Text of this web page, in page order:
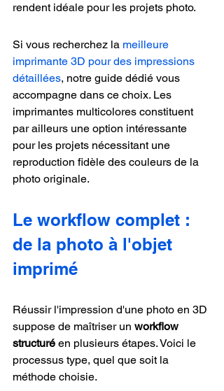
rendent idéale pour les projets photo.
Si vous recherchez la meilleure
imprimante 3D pour des impressions
détaillées, notre guide dédié vous
accompagne dans ce choix. Les
imprimantes multicolores constituent
par ailleurs une option intéressante
pour les projets nécessitant une
reproduction fidèle des couleurs de la
photo originale.
Le workflow complet :
de la photo à l'objet
imprimé
Réussir l'impression d'une photo en 3D
suppose de maîtriser un workflow
structuré en plusieurs étapes. Voici le
processus type, quel que soit la
méthode choisie.